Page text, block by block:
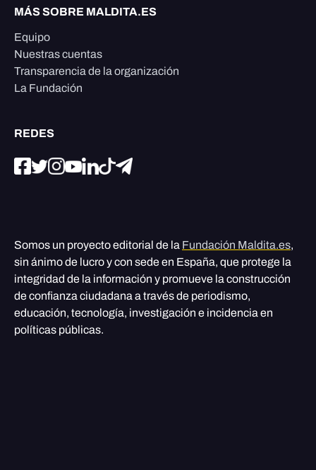
MÁS SOBRE MALDITA.ES
Equipo
Nuestras cuentas
Transparencia de la organización
La Fundación
REDES
Somos un proyecto editorial de la Fundación Maldita.es,
sin ánimo de lucro y con sede en España, que protege la
integridad de la información y promueve la construcción
de confianza ciudadana a través de periodismo,
educación, tecnología, investigación e incidencia en
políticas públicas.